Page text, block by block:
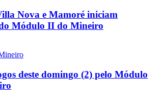
Nova e Mamoré iniciam
Módulo II do Mineiro
deste domingo (2) pelo Módulo